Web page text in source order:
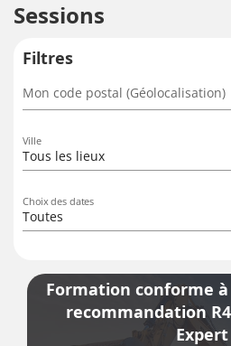
Sessions
Filtres
Mon code postal (Géolocalisation)
Ville
Tous les lieux
Choix des dates
Toutes
Formation conforme
recommandation
Expert